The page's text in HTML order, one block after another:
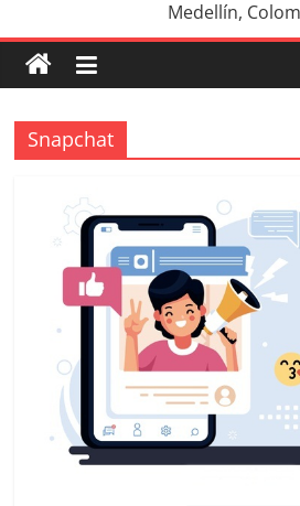
Colombia
|
Revistas
de
Marketing
en
Colombia
Medellín,
Snapchat